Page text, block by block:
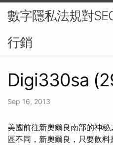
數字隱私法規對
行銷
Digi330sa
Sep 16, 2013
美國前往新奧爾良南部的神
區不同，新奧爾良，只要飲